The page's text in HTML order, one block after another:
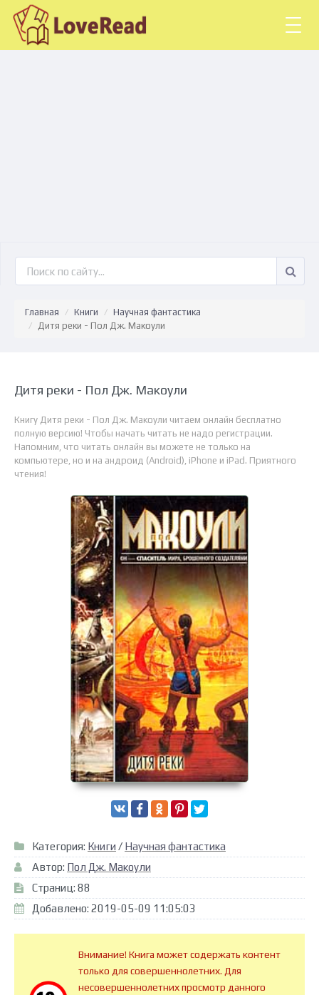
Главная Книги
Научная фантастика
Дитя реки - Пол Дж. Макоули
Дитя реки - Пол Дж. Макоули
Книгу Дитя реки - Пол Дж. Макоули читаем онлайн бесплатно
полную версию! Чтобы начать читать не надо регистрации.
Напомним, что читать онлайн вы можете не только на
компьютере, но и на андроид (Android), iPhone и iPad. Приятного
чтения!
Категория: Книги / Научная фантастика
Автор: Пол Дж. Макоули
Страниц: 88
Добавлено: 2019-05-09 11:05:03
Внимание! Книга может содержать контент
только для совершеннолетних. Для
несовершеннолетних просмотр данного